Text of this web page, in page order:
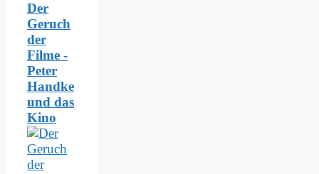
Der
Geruch
der
Filme -
Peter
Handke
und das
Kino